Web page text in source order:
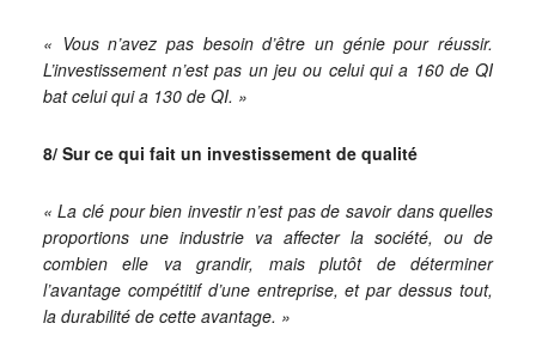
« Vous n’avez pas besoin d’être un génie pour réussir.
L’investissement n’est pas un jeu ou celui qui a 160 de QI
bat celui qui a 130 de QI. »
8/ Sur ce qui fait un investissement de qualité
« La clé pour bien investir n’est pas de savoir dans quelles
proportions une industrie va affecter la société, ou de
combien elle va grandir, mais plutôt de déterminer
l’avantage compétitif d’une entreprise, et par dessus tout,
la durabilité de cette avantage. »